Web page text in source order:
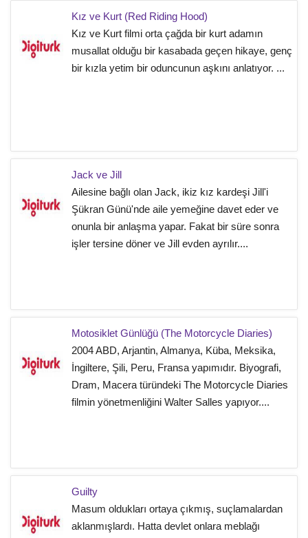
Kız ve Kurt (Red Riding Hood)
Kız ve Kurt filmi orta çağda bir kurt adamın
musallat olduğu bir kasabada geçen hikaye, genç
bir kızla yetim bir oduncunun aşkını anlatıyor. ...
Jack ve Jill
Ailesine bağlı olan Jack, ikiz kız kardeşi Jill'i
Şükran Günü'nde aile yemeğine davet eder ve
onunla bir anlaşma yapar. Fakat bir süre sonra
işler tersine döner ve Jill evden ayrılır....
Motosiklet Günlüğü (The Motorcycle Diaries)
2004 ABD, Arjantin, Almanya, Küba, Meksika,
İngiltere, Şili, Peru, Fransa yapımıdır. Biyografi,
Dram, Macera türündeki The Motorcycle Diaries
filmin yönetmenliğini Walter Salles yapıyor....
Guilty
Masum oldukları ortaya çıkmış, suçlamalardan
aklanmışlardı. Hatta devlet onlara meblağı